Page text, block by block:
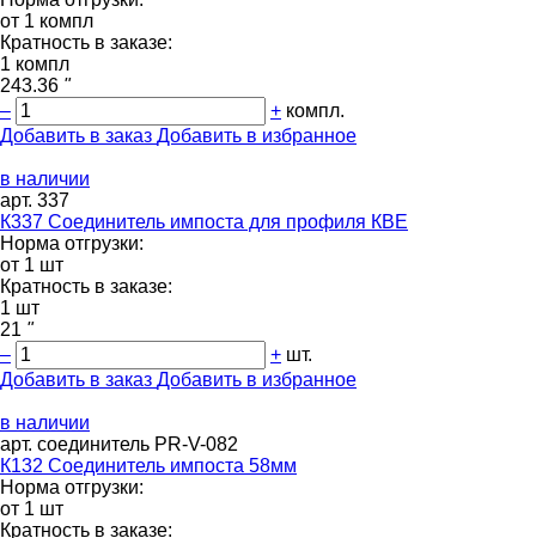
от 1 компл
Кратность в заказе:
1 компл
243.36 "
–
+ компл.
Добавить в заказ Добавить в избранное
в наличии
арт. 337
К337 Соединитель импоста для профиля КВЕ
Норма отгрузки:
от 1 шт
Кратность в заказе:
1 шт
21 "
–
+ шт.
Добавить в заказ Добавить в избранное
в наличии
арт. соединитель PR-V-082
К132 Соединитель импоста 58мм
Норма отгрузки:
от 1 шт
Кратность в заказе: